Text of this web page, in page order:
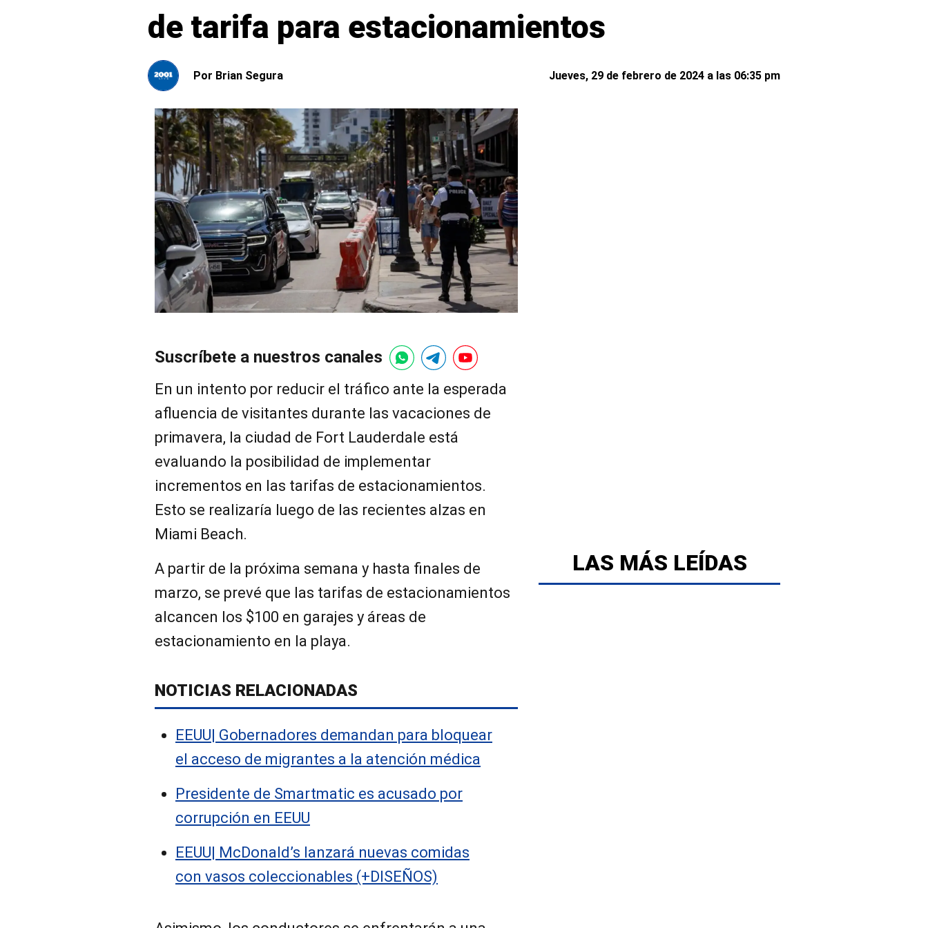
de tarifa para estacionamientos
Por Brian Segura Jueves, 29 de febrero de 2024 a las 06:35 pm
Suscríbete a nuestros canales
En un intento por reducir el tráfico ante la esperada
afluencia de visitantes durante las vacaciones de
primavera, la ciudad de Fort Lauderdale está
evaluando la posibilidad de implementar
incrementos en las tarifas de estacionamientos.
Esto se realizaría luego de las recientes alzas en
Miami Beach.
A partir de la próxima semana y hasta finales de
marzo, se prevé que las tarifas de estacionamientos
alcancen los $100 en garajes y áreas de
estacionamiento en la playa.
NOTICIAS RELACIONADAS
EEUU| Gobernadores demandan para bloquear
el acceso de migrantes a la atención médica
Presidente de Smartmatic es acusado por
corrupción en EEUU
EEUU| McDonald’s lanzará nuevas comidas
con vasos coleccionables (+DISEÑOS)
LAS MÁS LEÍDAS